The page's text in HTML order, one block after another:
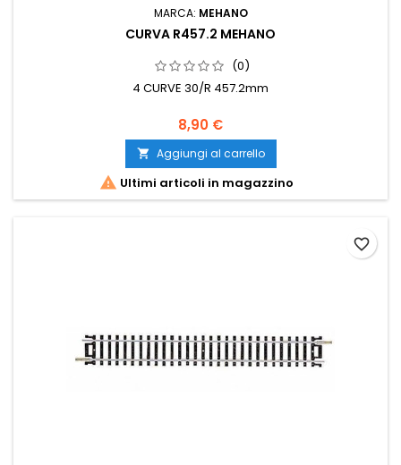
MARCA: MEHANO
CURVA R457.2 MEHANO
(0)
4 CURVE 30/R 457.2mm
8,90 €
 Aggiungi al carrello
 Ultimi articoli in magazzino
favorite_border